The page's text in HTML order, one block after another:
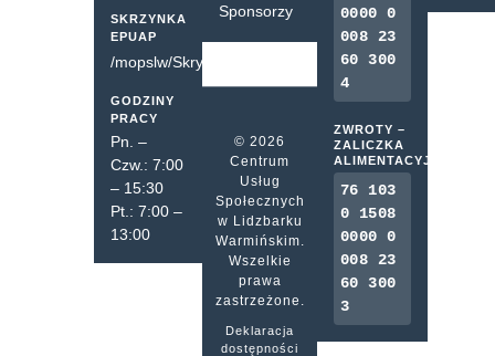
SKRZYNKA
EPUAP
/mopslw/SkrytkaESP
GODZINY
PRACY
Pn. –
Czw.: 7:00
– 15:30
Pt.: 7:00 –
13:00
Sponsorzy
© 2026
Centrum
Usług
Społecznych
w Lidzbarku
Warmińskim.
Wszelkie
prawa
zastrzeżone.
Deklaracja
dostępności
0000 0
008 23
60 300
4
ZWROTY –
ZALICZKA
ALIMENTACYJNA
76 103
0 1508
0000 0
008 23
60 300
3